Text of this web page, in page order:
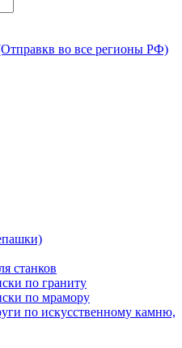
во все регионы РФ)
станков
по граниту
по мрамору
по искусственному камню,